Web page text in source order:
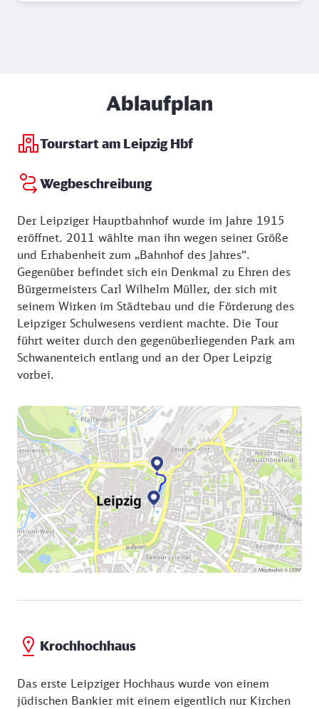
Ablaufplan
Tourstart am Leipzig Hbf
Wegbeschreibung
Der Leipziger Hauptbahnhof wurde im Jahre 1915
eröffnet. 2011 wählte man ihn wegen seiner Größe
und Erhabenheit zum „Bahnhof des Jahres“.
Gegenüber befindet sich ein Denkmal zu Ehren des
Bürgermeisters Carl Wilhelm Müller, der sich mit
seinem Wirken im Städtebau und die Förderung des
Leipziger Schulwesens verdient machte. Die Tour
führt weiter durch den gegenüberliegenden Park am
Schwanenteich entlang und an der Oper Leipzig
vorbei.
Krochhochhaus
Das erste Leipziger Hochhaus wurde von einem
jüdischen Bankier mit einem eigentlich nur Kirchen